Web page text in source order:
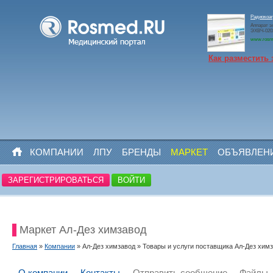
Аппарат
ЭХВЧ-
Как разместить
КОМПАНИИ ЛПУ БРЕНДЫ МАРКЕТ
ЗАРЕГИСТРИРОВАТЬСЯ ВОЙТИ
Маркет Ал-Дез химзавод
Главная » Компании » Ал-Дез химзавод » Товары и услуги поставщика Ал-Дез